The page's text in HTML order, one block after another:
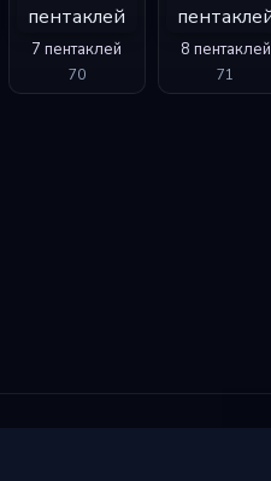
7 пентаклей
70
8 пентаклей
71